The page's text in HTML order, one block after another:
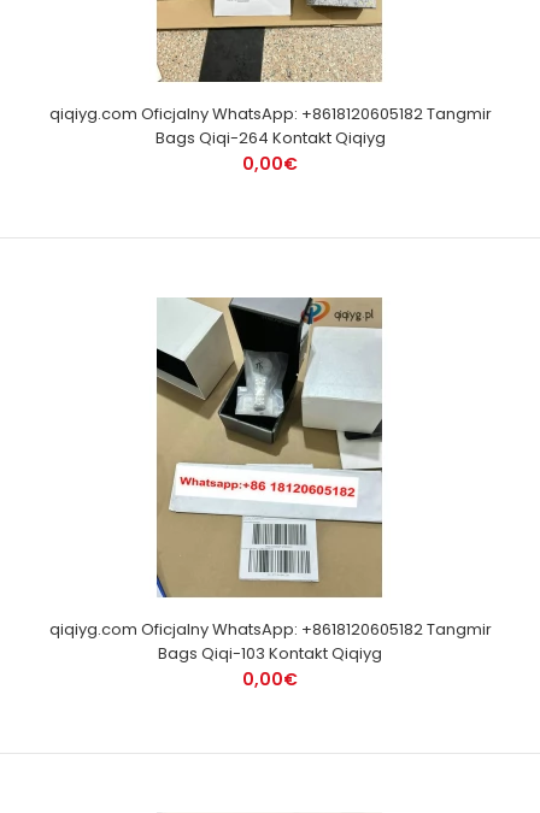
qiqiyg.com Oficjalny WhatsApp: +8618120605182 Tangmir
Bags Qiqi-264 Kontakt Qiqiyg
0,00€
qiqiyg.com Oficjalny WhatsApp: +8618120605182 Tangmir
Bags Qiqi-103 Kontakt Qiqiyg
0,00€